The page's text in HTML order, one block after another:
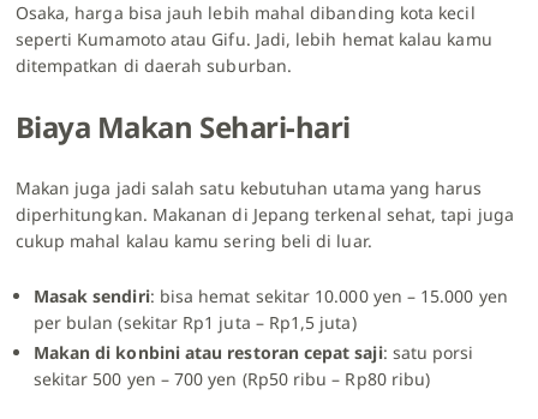
Osaka, harga bisa jauh lebih mahal dibanding kota kecil
seperti Kumamoto atau Gifu. Jadi, lebih hemat kalau kamu
ditempatkan di daerah suburban.
Biaya Makan Sehari-hari
Makan juga jadi salah satu kebutuhan utama yang harus
diperhitungkan. Makanan di Jepang terkenal sehat, tapi juga
cukup mahal kalau kamu sering beli di luar.
Masak sendiri: bisa hemat sekitar 10.000 yen – 15.000 yen
per bulan (sekitar Rp1 juta – Rp1,5 juta)
Makan di konbini atau restoran cepat saji: satu porsi
sekitar 500 yen – 700 yen (Rp50 ribu – Rp80 ribu)